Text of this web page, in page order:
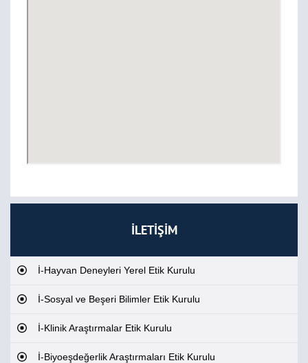
İLETİŞİM
İ-Hayvan Deneyleri Yerel Etik Kurulu
İ-Sosyal ve Beşeri Bilimler Etik Kurulu
İ-Klinik Araştırmalar Etik Kurulu
İ-Biyoeşdeğerlik Araştırmaları Etik Kurulu